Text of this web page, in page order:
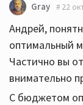
Gray 22
Андрей,
оптимальный
Частично вы
внимательно
С бюджетом